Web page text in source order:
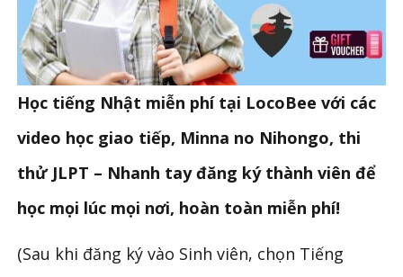
Học tiếng Nhật miễn phí tại LocoBee với các
video học giao tiếp, Minna no Nihongo, thi
thử JLPT – Nhanh tay đăng ký thành viên để
học mọi lúc mọi nơi, hoàn toàn miễn phí!
(Sau khi đăng ký vào Sinh viên, chọn Tiếng